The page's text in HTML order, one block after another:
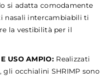
si adatta comodamente
nasali intercambiabili ti
la vestibilità per il
USO AMPIO:Realizzati
occhialini SHRIMP sono